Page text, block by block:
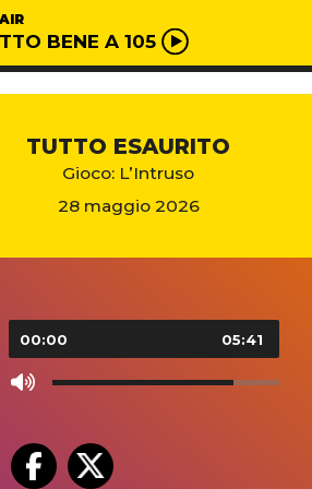
BENE A 105
TUTTO ESAURITO
Gioco: L’Intruso
28 maggio 2026
00:00 05:41
Use
keys